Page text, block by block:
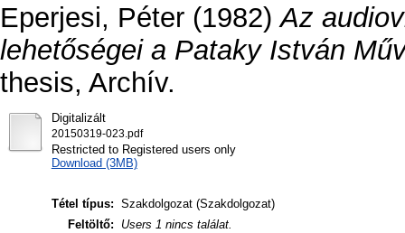
Eperjesi, Péter (1982)Az
lehetőségei a Pataky István
thesis, Archív.
Digitalizált
20150319-023.pdf
Restricted to Registered users only
Download (3MB)
Tétel típus: Szakdolgozat (Szakdolgozat)
Feltöltő:
Users 1 nincs találat.